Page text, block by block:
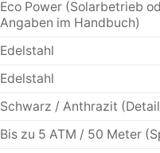
Eco Power (Solarbetrieb
Angaben im Handbuch)
Edelstahl
Edelstahl
Schwarz / Anthrazit
Bis zu 5 ATM / 50 Meter